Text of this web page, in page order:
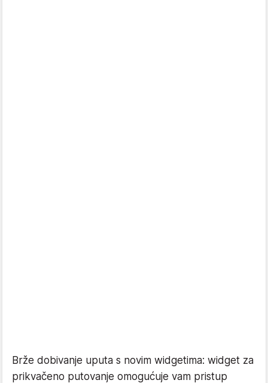
Brže dobivanje uputa s novim widgetima: widget za
prikvačeno putovanje omogućuje vam pristup